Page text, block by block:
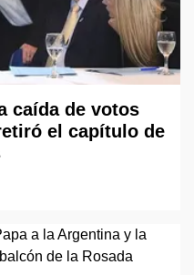
caída de votos
el capítulo de